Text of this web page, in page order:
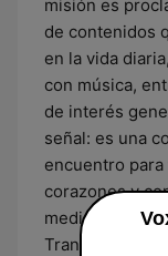
misión es
de contenidos
en la vida
con música,
de interés
señal: es una
encuentro
corazones y
mediante la
Transmitimos